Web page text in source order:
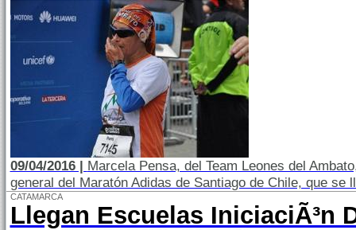
09/04/2016 | Marcela Pensa, del Team Leones del
general del Maratón Adidas de Santiago de Chile, que se
CATAMARCA
Llegan Escuelas IniciaciÃ³n